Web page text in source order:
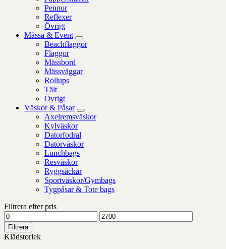
Pennor
Reflexer
Övrigt
Mässa & Event
Beachflaggor
Flaggor
Mässbord
Mässväggar
Rollups
Tält
Övrigt
Väskor & Påsar
Axelremsväskor
Kylväskor
Datorfodral
Datorväskor
Lunchbags
Resväskor
Ryggsäckar
Sportväskor/Gymbags
Tygpåsar & Tote bags
Filtrera efter pris
Min
pris
Max
pris
Filtrera
Klädstorlek